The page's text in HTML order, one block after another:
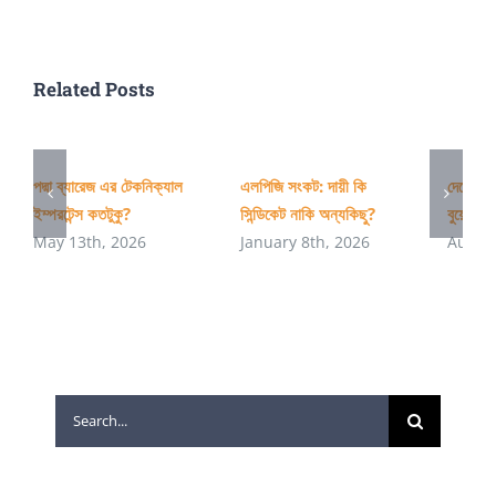
Related Posts
পদ্মা ব্যারেজ এর টেকনিক্যাল
ইম্পরটেন্স কতটুকু?
May 13th, 2026
এলপিজি সংকট: দায়ী কি
সিন্ডিকেট নাকি অন্যকিছু?
January 8th, 2026
দেশের
বুয়েটের
Search
for: